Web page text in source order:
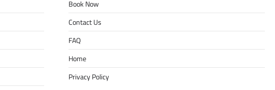
Book Now
Contact Us
FAQ
Home
Privacy Policy